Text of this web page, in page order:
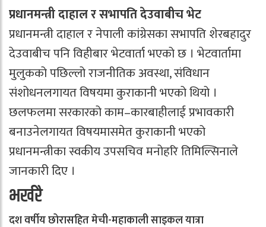
प्रधानमन्त्री दाहाल र सभापति देउवाबीच भेट
प्रधानमन्त्री दाहाल र नेपाली कांग्रेसका सभापति शेरबहादुर
देउवाबीच पनि विहीबार भेटवार्ता भएको छ । भेटवार्तामा
मुलुकको पछिल्लो राजनीतिक अवस्था, संविधान
संशोधनलगायत विषयमा कुराकानी भएको थियो ।
छलफलमा सरकारको काम–कारबाहीलाई प्रभावकारी
बनाउनेलगायत विषयमासमेत कुराकानी भएको
प्रधानमन्त्रीका स्वकीय उपसचिव मनोहरि तिमिल्सिनाले
जानकारी दिए ।
भर्खरै
दश वर्षीय छोरासहित मेची-महाकाली साइकल यात्रा